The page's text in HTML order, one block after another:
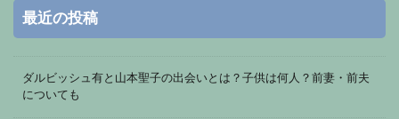
最近の投稿
ダルビッシュ有と山本聖子の出会いとは？子供は何人？前妻・前夫
についても